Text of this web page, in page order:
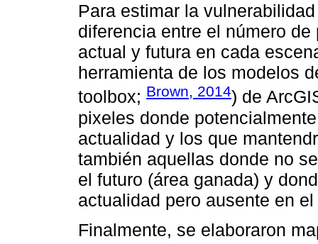
Para estimar la
diferencia entre el número
actual y futura en cada
herramienta de los modelos
toolbox; Brown, 2014) de
pixeles donde
actualidad y los que
también aquellas donde no
el futuro (área ganada) y
actualidad pero ausente en
Finalmente, se elaboraron